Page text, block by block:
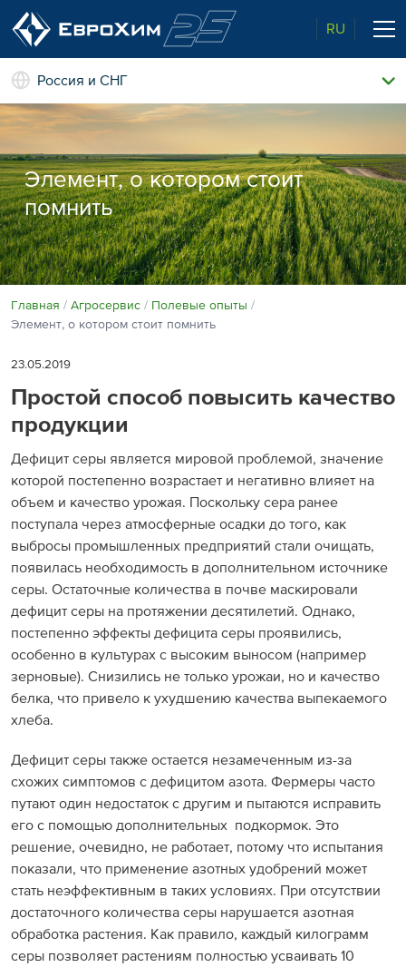
RU
Наши удобрения
О нас
Поддержка и сопровождение
Качество от лидера рынка
Экологичность
Агросервис
Агроэкспертиза
Полевые опыты
Новости и события
Наши контакты
Центр знаний
Россия и СНГ
Элемент, о котором стоит
помнить
Главная Агросервис
Полевые опыты
Элемент, о котором стоит помнить
23.05.2019
Простой способ повысить качество
продукции
Дефицит серы является мировой проблемой, значение
которой постепенно возрастает и негативно влияет на
объем и качество урожая. Поскольку сера ранее
поступала через атмосферные осадки до того, как
выбросы промышленных предприятий стали очищать,
появилась необходимость в дополнительном источнике
серы. Остаточные количества в почве маскировали
дефицит серы на протяжении десятилетий. Однако,
постепенно эффекты дефицита серы проявились,
особенно в культурах с высоким выносом (например
зерновые). Снизились не только урожаи, но и качество
белка, что привело к ухудшению качества выпекаемого
хлеба.
Дефицит серы также остается незамеченным из-за
схожих симптомов с дефицитом азота. Фермеры часто
путают один недостаток с другим и пытаются исправить
его с помощью дополнительных подкормок. Это
решение, очевидно, не работает, потому что испытания
показали, что применение азотных удобрений может
стать неэффективным в таких условиях. При отсутствии
достаточного количества серы нарушается азотная
обработка растения. Как правило, каждый килограмм
серы позволяет растениям полностью усваивать 10